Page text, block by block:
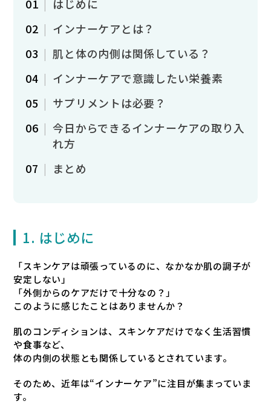
はじめに
インナーケアとは？
肌と体の内側は関係している？
インナーケアで意識したい栄養素
サプリメントは必要？
今日からできるインナーケアの取り入
れ方
まとめ
1. はじめに
「スキンケアは頑張っているのに、なかなか肌の調子が
安定しない」
「外側からのケアだけで十分なの？」
このように感じたことはありませんか？
肌のコンディションは、スキンケアだけでなく生活習慣
や食事など、
体の内側の状態とも関係しているとされています。
そのため、近年は“インナーケア”に注目が集まっていま
す。